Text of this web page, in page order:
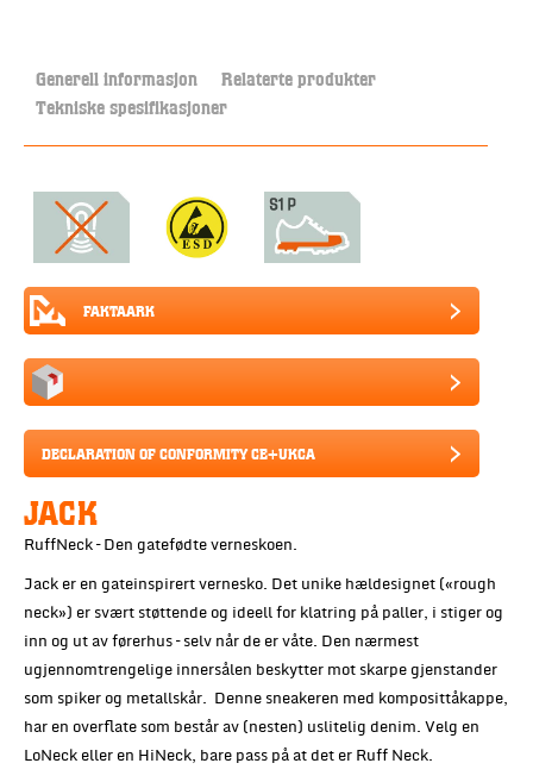
Generell informasjon Relaterte produkter
Tekniske spesifikasjoner
FAKTAARK
DECLARATION OF CONFORMITY CE+UKCA
JACK
RuffNeck – Den gatefødte verneskoen.
Jack er en gateinspirert vernesko. Det unike hældesignet («rough
neck») er svært støttende og ideell for klatring på paller, i stiger og
inn og ut av førerhus – selv når de er våte. Den nærmest
ugjennomtrengelige innersålen beskytter mot skarpe gjenstander
som spiker og metallskår. Denne sneakeren med komposittåkappe,
har en overflate som består av (nesten) uslitelig denim. Velg en
LoNeck eller en HiNeck, bare pass på at det er Ruff Neck.